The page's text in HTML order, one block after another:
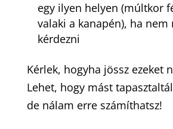
egy ilyen helyen (múltkor
valaki a kanapén), ha nem
kérdezni
Kérlek, hogyha jössz ezeket
Lehet, hogy mást
de nálam erre számíthatsz!